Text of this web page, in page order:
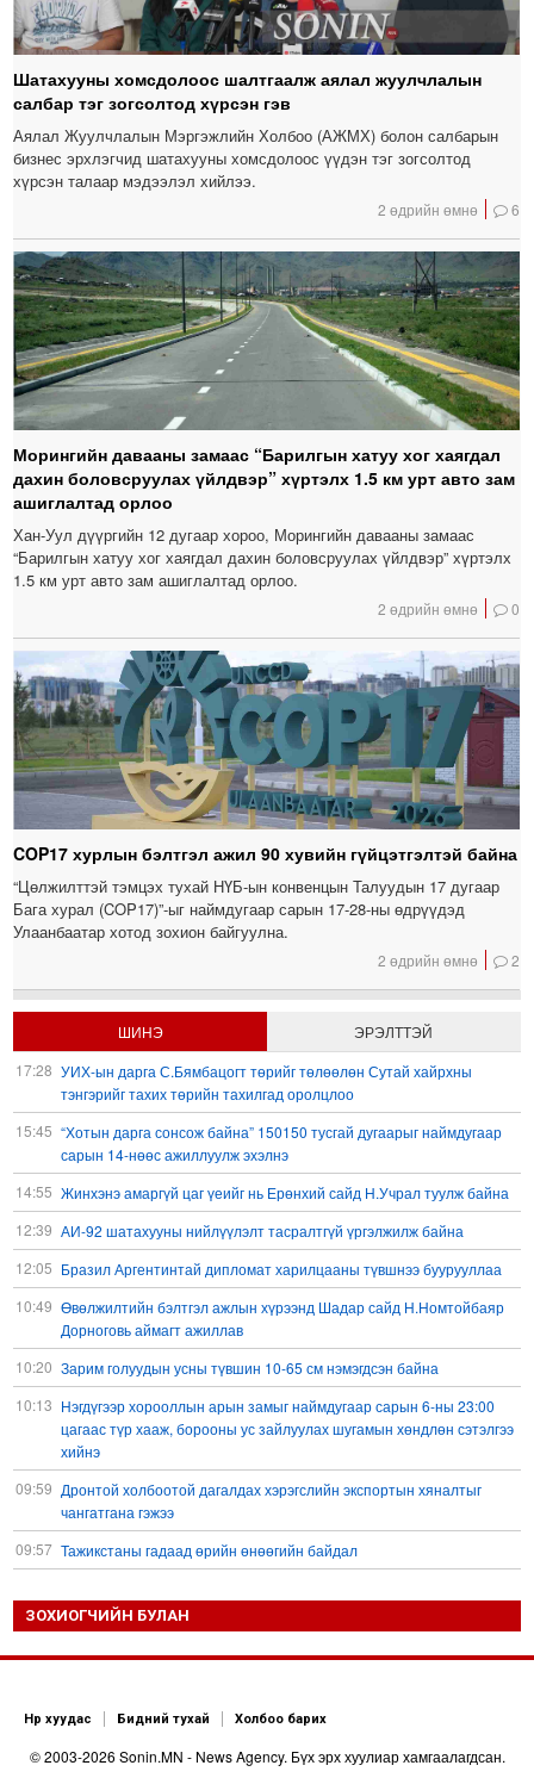
Шатахууны хомсдолоос шалтгаалж аялал жуулчлалын
салбар тэг зогсолтод хүрсэн гэв
Аялал Жуулчлалын Мэргэжлийн Холбоо (АЖМХ) болон салбарын
бизнес эрхлэгчид шатахууны хомсдолоос үүдэн тэг зогсолтод
хүрсэн талаар мэдээлэл хийлээ.
2 өдрийн өмнө 6
Морингийн давааны замаас “Барилгын хатуу хог хаягдал
дахин боловсруулах үйлдвэр” хүртэлх 1.5 км урт авто зам
ашиглалтад орлоо
Хан-Уул дүүргийн 12 дугаар хороо, Морингийн давааны замаас
“Барилгын хатуу хог хаягдал дахин боловсруулах үйлдвэр” хүртэлх
1.5 км урт авто зам ашиглалтад орлоо.
2 өдрийн өмнө 0
COP17 хурлын бэлтгэл ажил 90 хувийн гүйцэтгэлтэй байна
“Цөлжилттэй тэмцэх тухай НҮБ-ын конвенцын Талуудын 17 дугаар
Бага хурал (COP17)”-ыг наймдугаар сарын 17-28-ны өдрүүдэд
Улаанбаатар хотод зохион байгуулна.
2 өдрийн өмнө 2
ШИНЭ
ЭРЭЛТТЭЙ
17:28 УИХ-ын дарга С.Бямбацогт төрийг төлөөлөн Сутай хайрхны
тэнгэрийг тахих төрийн тахилгад оролцлоо
15:45 “Хотын дарга сонсож байна” 150150 тусгай дугаарыг наймдугаар
сарын 14-нөөс ажиллуулж эхэлнэ
14:55 Жинхэнэ амаргүй цаг үеийг нь Ерөнхий сайд Н.Учрал туулж байна
12:39 АИ-92 шатахууны нийлүүлэлт тасралтгүй үргэлжилж байна
12:05 Бразил Аргентинтай дипломат харилцааны түвшнээ буурууллаа
10:49 Өвөлжилтийн бэлтгэл ажлын хүрээнд Шадар сайд Н.Номтойбаяр
Дорноговь аймагт ажиллав
10:20 Зарим голуудын усны түвшин 10-65 см нэмэгдсэн байна
10:13 Нэгдүгээр хорооллын арын замыг наймдугаар сарын 6-ны 23:00
цагаас түр хааж, борооны ус зайлуулах шугамын хөндлөн сэтэлгээ
хийнэ
09:59 Дронтой холбоотой дагалдах хэрэгслийн экспортын хяналтыг
чангатгана гэжээ
09:57 Тажикстаны гадаад өрийн өнөөгийн байдал
09:22 Үндсэн хууль зөрчсөн Х.Булгантуяа, үндэсний эв нэгдэлд
Омантай тохиролцоонд хүрчээ
Оюу толгойгоос “Рио Тинто” ашиг хүртэж эхэлсэн ч Монгол Улс өр
ЗОХИОГЧИЙН БУЛАН
Нүүр хуудас Бидний тухай Холбоо барих
© 2003-2026 Sonin.MN - News Agency. Бүх эрх хуулиар хамгаалагдсан.